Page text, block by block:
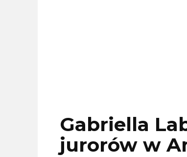
Gabriella
jurorów w